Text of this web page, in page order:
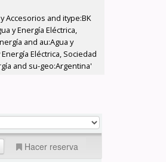
Accesorios and itype:BK
y Energía Eléctrica,
and au:Agua y
Eléctrica, Sociedad
and su-geo:Argentina'
Hacer reserva